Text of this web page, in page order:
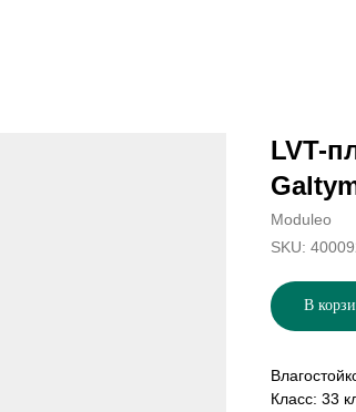
LVT-
Moduleo
SKU:
В
Класс: 33